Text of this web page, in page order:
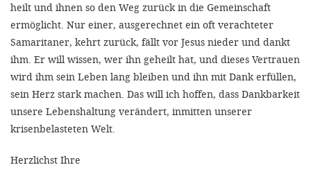
heilt und ihnen so den Weg zurück in die Gemeinschaft
ermöglicht. Nur einer, ausgerechnet ein oft verachteter
Samaritaner, kehrt zurück, fällt vor Jesus nieder und dankt
ihm. Er will wissen, wer ihn geheilt hat, und dieses Vertrauen
wird ihm sein Leben lang bleiben und ihn mit Dank erfüllen,
sein Herz stark machen. Das will ich hoffen, dass Dankbarkeit
unsere Lebenshaltung verändert, inmitten unserer
krisenbelasteten Welt.
Herzlichst Ihre